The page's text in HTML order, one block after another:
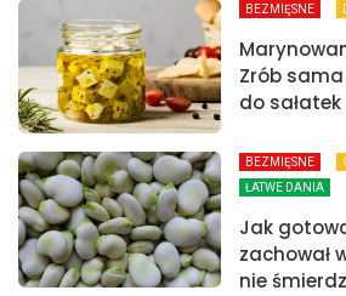
BEZMIĘSNE
Zrób
do sałatek
BEZMIĘSNE
ŁATWE DANIA
Jak
zachował
nie